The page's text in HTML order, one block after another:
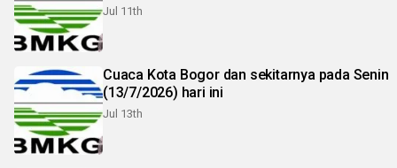
Jul 11th
Cuaca Kota Bogor dan sekitarnya pada Senin
(13/7/2026) hari ini
Jul 13th